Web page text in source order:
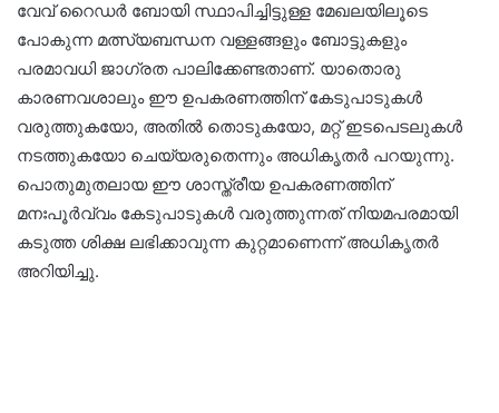
വേവ് റൈഡർ ബോയി സ്ഥാപിച്ചിട്ടുള്ള മേഖലയിലൂടെ
പോകുന്ന മത്സ്യബന്ധന വള്ളങ്ങളും ബോട്ടുകളും
പരമാവധി ജാഗ്രത പാലിക്കേണ്ടതാണ്. യാതൊരു
കാരണവശാലും ഈ ഉപകരണത്തിന് കേടുപാടുകൾ
വരുത്തുകയോ, അതിൽ തൊടുകയോ, മറ്റ് ഇടപെടലുകൾ
നടത്തുകയോ ചെയ്യരുതെന്നും അധികൃതർ പറയുന്നു.
പൊതുമുതലായ ഈ ശാസ്ത്രീയ ഉപകരണത്തിന്
മനഃപൂർവ്വം കേടുപാടുകൾ വരുത്തുന്നത് നിയമപരമായി
കടുത്ത ശിക്ഷ ലഭിക്കാവുന്ന കുറ്റമാണെന്ന് അധികൃതർ
അറിയിച്ചു.